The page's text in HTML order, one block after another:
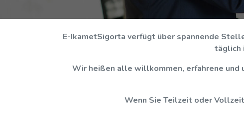
E-IkametSigorta verfügt über spannende
täglich
Wir heißen alle willkommen, erfahrene und
Wenn Sie Teilzeit oder